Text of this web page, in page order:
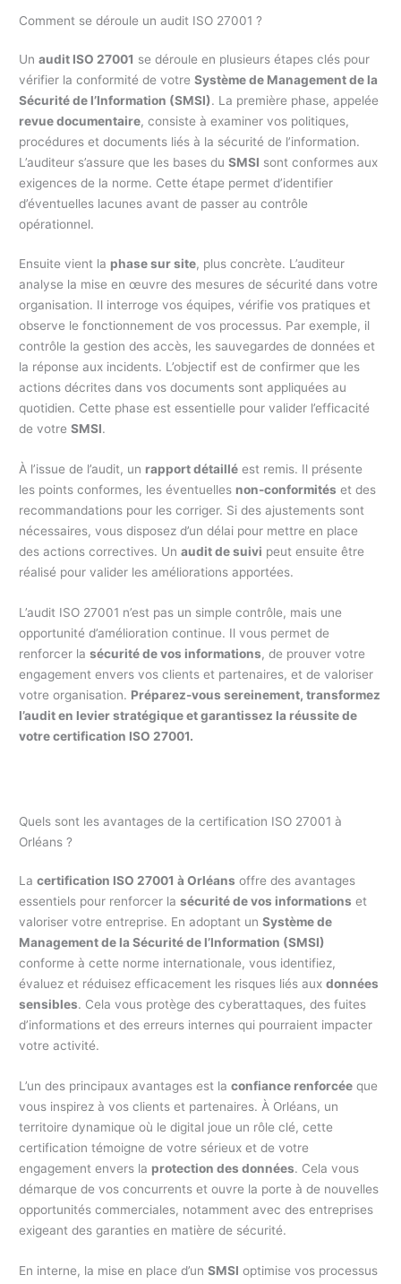
Comment se déroule un audit ISO 27001 ?
Unaudit ISO 27001 se déroule en plusieurs étapes clés pour
vérifier la conformité de votreSystème de Management de la
Sécurité de l’Information (SMSI). La première phase, appelée
revue documentaire, consiste à examiner vos politiques,
procédures et documents liés à la sécurité de l’information.
L’auditeur s’assure que les bases duSMSI sont conformes aux
exigences de la norme. Cette étape permet d’identifier
d’éventuelles lacunes avant de passer au contrôle
opérationnel.
Ensuite vient la phase sur site, plus concrète. L’auditeur
analyse la mise en œuvre des mesures de sécurité dans votre
organisation. Il interroge vos équipes, vérifie vos pratiques et
observe le fonctionnement de vos processus. Par exemple, il
contrôle la gestion des accès, les sauvegardes de données et
la réponse aux incidents. L’objectif est de confirmer que les
actions décrites dans vos documents sont appliquées au
quotidien. Cette phase est essentielle pour valider l’efficacité
de votreSMSI.
À l’issue de l’audit, un rapport détaillé est remis. Il présente
les points conformes, les éventuelles non-conformités et des
recommandations pour les corriger. Si des ajustements sont
nécessaires, vous disposez d’un délai pour mettre en place
des actions correctives. Unaudit de suivi peut ensuite être
réalisé pour valider les améliorations apportées.
L’audit ISO 27001 n’est pas un simple contrôle, mais une
opportunité d’amélioration continue. Il vous permet de
renforcer lasécurité de vos informations, de prouver votre
engagement envers vos clients et partenaires, et de valoriser
votre organisation. Préparez-vous sereinement, transformez
l’audit en levier stratégique et garantissez la réussite de
votre certification ISO 27001.
Quels sont les avantages de la certification ISO 27001 à
Orléans ?
Lacertification ISO 27001 à Orléans offre des avantages
essentiels pour renforcer lasécurité de vos informations et
valoriser votre entreprise. En adoptant unSystème de
Management de la Sécurité de l’Information (SMSI)
conforme à cette norme internationale, vous identifiez,
évaluez et réduisez efficacement les risques liés auxdonnées
sensibles. Cela vous protège des cyberattaques, des fuites
d’informations et des erreurs internes qui pourraient impacter
votre activité.
L’un des principaux avantages est laconfiance renforcée que
vous inspirez à vos clients et partenaires. À Orléans, un
territoire dynamique où le digital joue un rôle clé, cette
certification témoigne de votre sérieux et de votre
engagement envers la protection des données. Cela vous
démarque de vos concurrents et ouvre la porte à de nouvelles
opportunités commerciales, notamment avec des entreprises
exigeant des garanties en matière de sécurité.
En interne, la mise en place d’unSMSI optimise vos processus